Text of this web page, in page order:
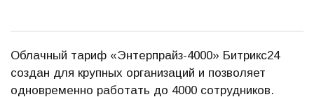
Облачный тариф «Энтерпрайз-4000» Битрикс24
создан для крупных организаций и позволяет
одновременно работать до 4000 сотрудников.